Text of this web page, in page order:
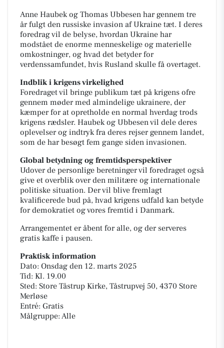
Anne Haubek og Thomas Ubbesen har gennem tre
år fulgt den russiske invasion af Ukraine tæt. I deres
foredrag vil de belyse, hvordan Ukraine har
modstået de enorme menneskelige og materielle
omkostninger, og hvad det betyder for
verdenssamfundet, hvis Rusland skulle få overtaget.
Indblik i krigens virkelighed
Foredraget vil bringe publikum tæt på krigens ofre
gennem møder med almindelige ukrainere, der
kæmper for at opretholde en normal hverdag trods
krigens rædsler. Haubek og Ubbesen vil dele deres
oplevelser og indtryk fra deres rejser gennem landet,
som de har besøgt fem gange siden invasionen.
Global betydning og fremtidsperspektiver
Udover de personlige beretninger vil foredraget også
give et overblik over den militære og internationale
politiske situation. Der vil blive fremlagt
kvalificerede bud på, hvad krigens udfald kan betyde
for demokratiet og vores fremtid i Danmark.
Arrangementet er åbent for alle, og der serveres
gratis kaffe i pausen.
Praktisk information
Dato: Onsdag den 12. marts 2025
Tid: Kl. 19.00
Sted: Store Tåstrup Kirke, Tåstrupvej 50, 4370 Store
Merløse
Entré: Gratis
Målgruppe: Alle